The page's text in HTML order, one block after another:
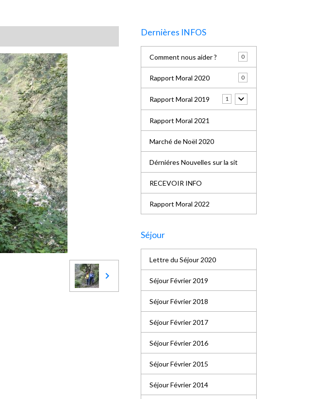
Dernières INFOS
Comment nous aider ? 0
Rapport Moral 2020 0
Rapport Moral 2019 1
Rapport Moral 2021
Marché de Noël 2020
Dérniéres Nouvelles sur la sit
RECEVOIR INFO
Rapport Moral 2022
Séjour
Lettre du Séjour 2020
Séjour Février 2019
Séjour Février 2018
Séjour Février 2017
Séjour Février 2016
Séjour Février 2015
Séjour Février 2014